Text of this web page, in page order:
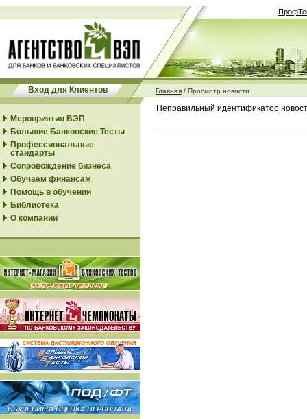
Вход для Клиентов Главная / Просмотр новости
Мероприятия ВЭП
Большие Банковские Тесты
Профессиональные
стандарты
Сопровождение бизнеса
Обучаем финансам
Помощь в обучении
Библиотека
О компании
Неправильный идентификатор